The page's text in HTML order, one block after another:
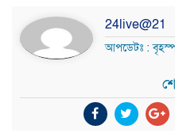
24live@21
আপডেটঃ :